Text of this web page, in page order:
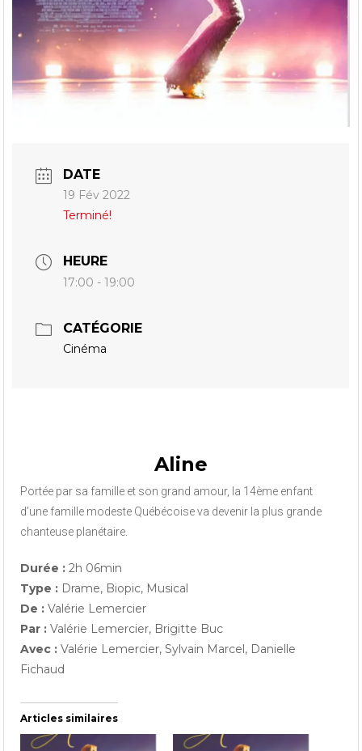
DATE
19 Fév 2022
Terminé!
HEURE
17:00 - 19:00
CATÉGORIE
Cinéma
Aline
Portée par sa famille et son grand amour, la 14ème enfant
d’une famille modeste Québécoise va devenir la plus grande
chanteuse planétaire.
Durée : 2h 06min
Type : Drame, Biopic, Musical
De : Valérie Lemercier
Par : Valérie Lemercier, Brigitte Buc
Avec : Valérie Lemercier, Sylvain Marcel, Danielle
Fichaud
Articles similaires